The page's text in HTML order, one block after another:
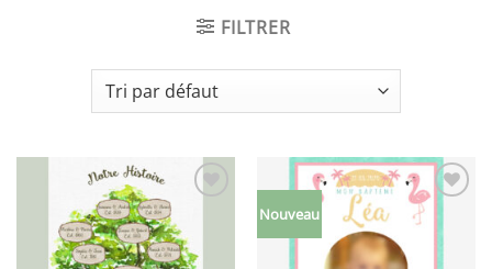
FILTRER
à la liste
souhaits
Nouveau
Ajouter
à la liste